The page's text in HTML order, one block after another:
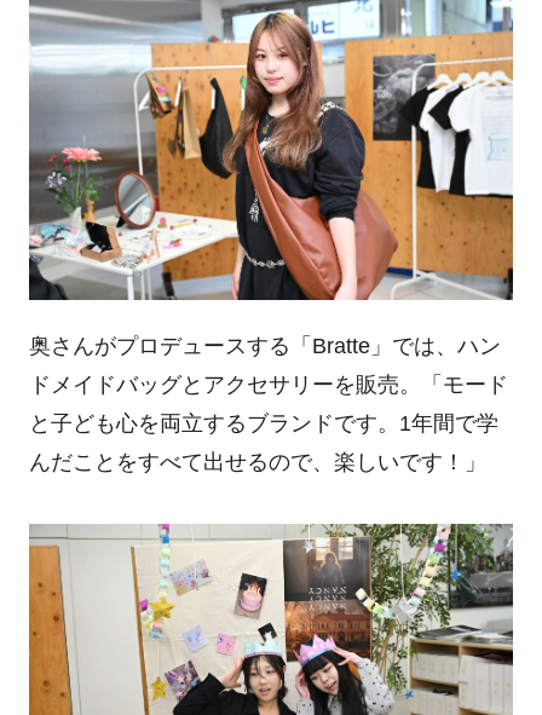
奥さんがプロデュースする「Bratte」では、ハン
ドメイドバッグとアクセサリーを販売。「モード
と子ども心を両立するブランドです。1年間で学
んだことをすべて出せるので、楽しいです！」